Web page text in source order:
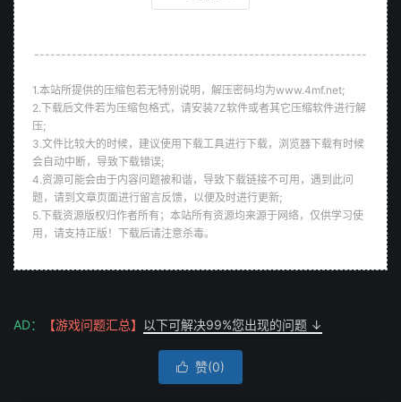
--------------------------------------------------------------
1.本站所提供的压缩包若无特别说明，解压密码均为www.4mf.net;
2.下载后文件若为压缩包格式，请安装7Z软件或者其它压缩软件进行解
压;
3.文件比较大的时候，建议使用下载工具进行下载，浏览器下载有时候
会自动中断，导致下载错误;
4.资源可能会由于内容问题被和谐，导致下载链接不可用，遇到此问
题，请到文章页面进行留言反馈，以便及时进行更新;
5.下载资源版权归作者所有；本站所有资源均来源于网络，仅供学习使
用，请支持正版！下载后请注意杀毒。
AD： 【游戏问题汇总】 以下可解决99%您出现的问题 ↓
 赞(0)